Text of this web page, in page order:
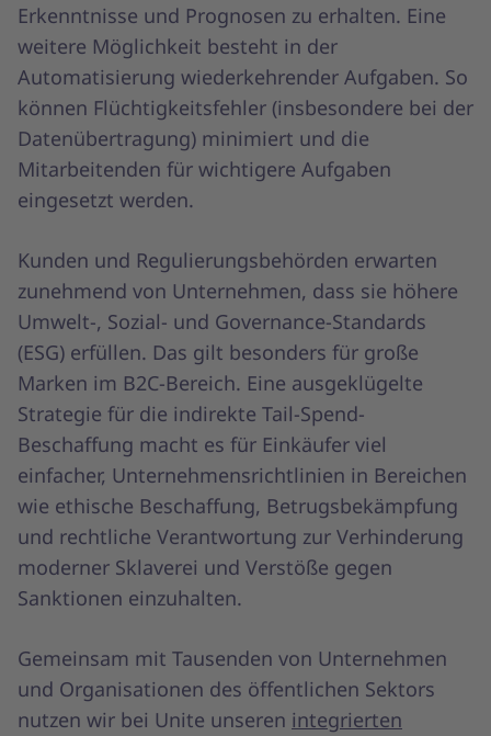
Erkenntnisse und Prognosen zu erhalten. Eine
weitere Möglichkeit besteht in der
Automatisierung wiederkehrender Aufgaben. So
können Flüchtigkeitsfehler (insbesondere bei der
Datenübertragung) minimiert und die
Mitarbeitenden für wichtigere Aufgaben
eingesetzt werden.
Kunden und Regulierungsbehörden erwarten
zunehmend von Unternehmen, dass sie höhere
Umwelt-, Sozial- und Governance-Standards
(ESG) erfüllen. Das gilt besonders für große
Marken im B2C-Bereich. Eine ausgeklügelte
Strategie für die indirekte Tail-Spend-
Beschaffung macht es für Einkäufer viel
einfacher, Unternehmensrichtlinien in Bereichen
wie ethische Beschaffung, Betrugsbekämpfung
und rechtliche Verantwortung zur Verhinderung
moderner Sklaverei und Verstöße gegen
Sanktionen einzuhalten.
Gemeinsam mit Tausenden von Unternehmen
und Organisationen des öffentlichen Sektors
nutzen wir bei Unite unseren integrierten